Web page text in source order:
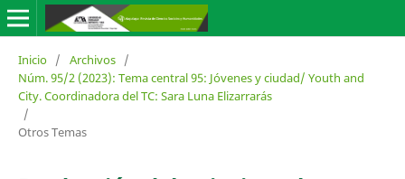
Inicio / Archivos /
Núm. 95/2 (2023): Tema central 95: Jóvenes y ciudad/ Youth and
City. Coordinadora del TC: Sara Luna Elizarrarás
/
Otros Temas